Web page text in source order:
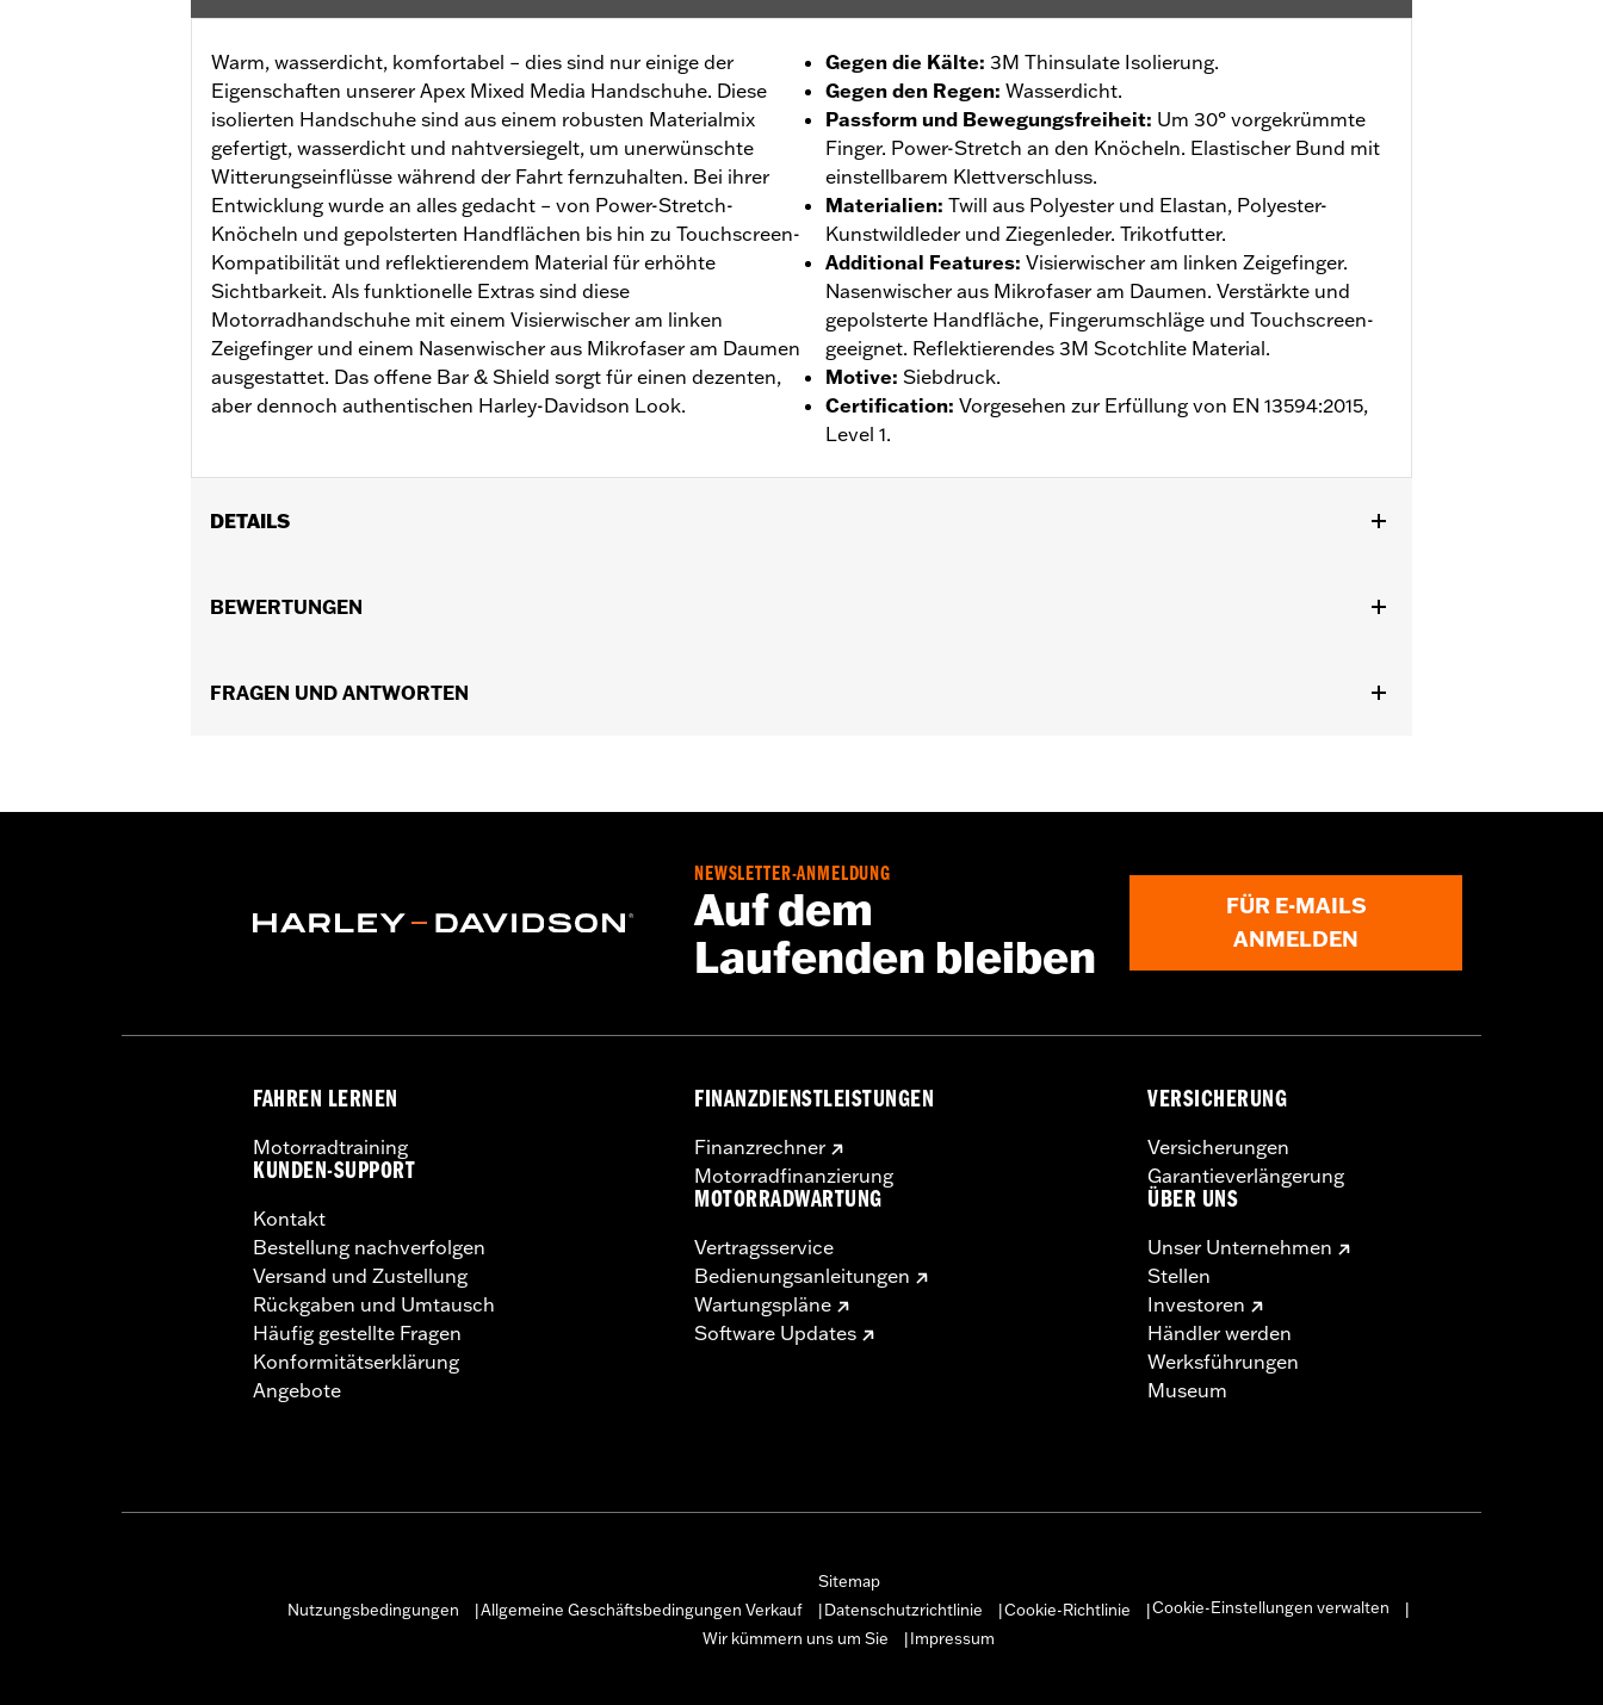
Warm, wasserdicht, komfortabel – dies sind nur einige der
Eigenschaften unserer Apex Mixed Media Handschuhe. Diese
isolierten Handschuhe sind aus einem robusten Materialmix
gefertigt, wasserdicht und nahtversiegelt, um unerwünschte
Witterungseinflüsse während der Fahrt fernzuhalten. Bei ihrer
Entwicklung wurde an alles gedacht – von Power-Stretch-
Knöcheln und gepolsterten Handflächen bis hin zu Touchscreen-
Kompatibilität und reflektierendem Material für erhöhte
Sichtbarkeit. Als funktionelle Extras sind diese
Motorradhandschuhe mit einem Visierwischer am linken
Zeigefinger und einem Nasenwischer aus Mikrofaser am Daumen
ausgestattet. Das offene Bar & Shield sorgt für einen dezenten,
aber dennoch authentischen Harley-Davidson Look.
Gegen die Kälte: 3M Thinsulate Isolierung.
Gegen den Regen: Wasserdicht.
Passform und Bewegungsfreiheit: Um 30° vorgekrümmte
Finger. Power-Stretch an den Knöcheln. Elastischer Bund mit
einstellbarem Klettverschluss.
Materialien: Twill aus Polyester und Elastan, Polyester-
Kunstwildleder und Ziegenleder. Trikotfutter.
Additional Features: Visierwischer am linken Zeigefinger.
Nasenwischer aus Mikrofaser am Daumen. Verstärkte und
gepolsterte Handfläche, Fingerumschläge und Touchscreen-
geeignet. Reflektierendes 3M Scotchlite Material.
Motive: Siebdruck.
Certification: Vorgesehen zur Erfüllung von EN 13594:2015,
Level 1.
DETAILS
Funktionsmerkmale:
GARANTIE:2 year limited warranty – Go to
BEWERTUNGEN
FRAGEN UND ANTWORTEN
NEWSLETTER-ANMELDUNG
Auf dem
Laufenden bleiben
FÜR E-MAILS
ANMELDEN
FAHREN LERNEN
Motorradtraining
KUNDEN-SUPPORT
Kontakt
Bestellung nachverfolgen
Versand und Zustellung
Rückgaben und Umtausch
Häufig gestellte Fragen
Konformitätserklärung
Angebote
FINANZDIENSTLEISTUNGEN
Finanzrechner
Motorradfinanzierung
MOTORRADWARTUNG
Vertragsservice
Bedienungsanleitungen
Wartungspläne
Software Updates
VERSICHERUNG
Versicherungen
Garantieverlängerung
ÜBER UNS
Unser Unternehmen
Stellen
Investoren
Händler werden
Werksführungen
Museum
Sitemap
Nutzungsbedingungen
Allgemeine Geschäftsbedingungen Verkauf Datenschutzrichtlinie Cookie-Richtlinie Cookie-Einstellungen verwalten
Wir kümmern uns um Sie
Impressum